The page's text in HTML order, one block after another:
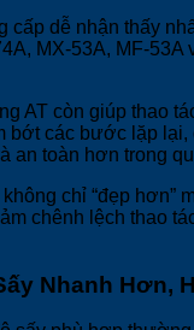
cấp dễ nhận thấy
MX-53A, MF-
AT còn giúp thao
bớt các bước lặp
an toàn hơn trong
chỉ “đẹp hơn”
chênh lệch thao
Nhanh Hơn,